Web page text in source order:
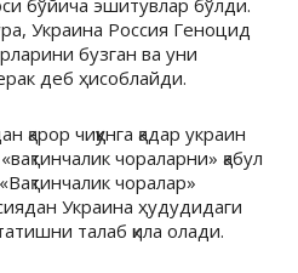
бўйича эшитувлар бўлди.
Украина Россия Геноцид
бузган ва уни
деб ҳисоблайди.
чиққунга қадар украин
чораларни» қабул
чоралар»
Украина ҳудудидаги
талаб қила олади.